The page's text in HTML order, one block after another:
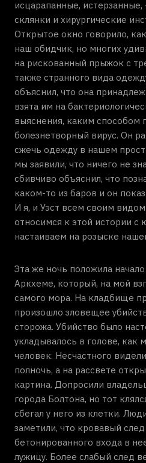
исцарапанные,
склянки и хирургические
Открытое окно говорило,
наш обидчик, но многих
на рискованный прыжок с
также странного вида
объяснил, что она
взята им на
выяснения, каким способом
болезнетворный вирус. Он
сжечь одежду в нашем
мы заявили, что ничего не
сбивчиво объяснил, что
каком-то из баров и он
И я, и Уэст всем своим
относимся к этой истории с
настаиваем на розыске
Эта же ночь положила
Аркхеме, который, на мой
самого мора. На кладбище
произошло зловещее
сторожа. Убийство было
укладывалось в голове, как
человек. Несчастного
полночь, а на рассвете
картина. Допросили
города Болтона, но тот
сбегал у него из клетки.
заметили, что кровавый
бетонированного входа в
лужицу. Более слабый след